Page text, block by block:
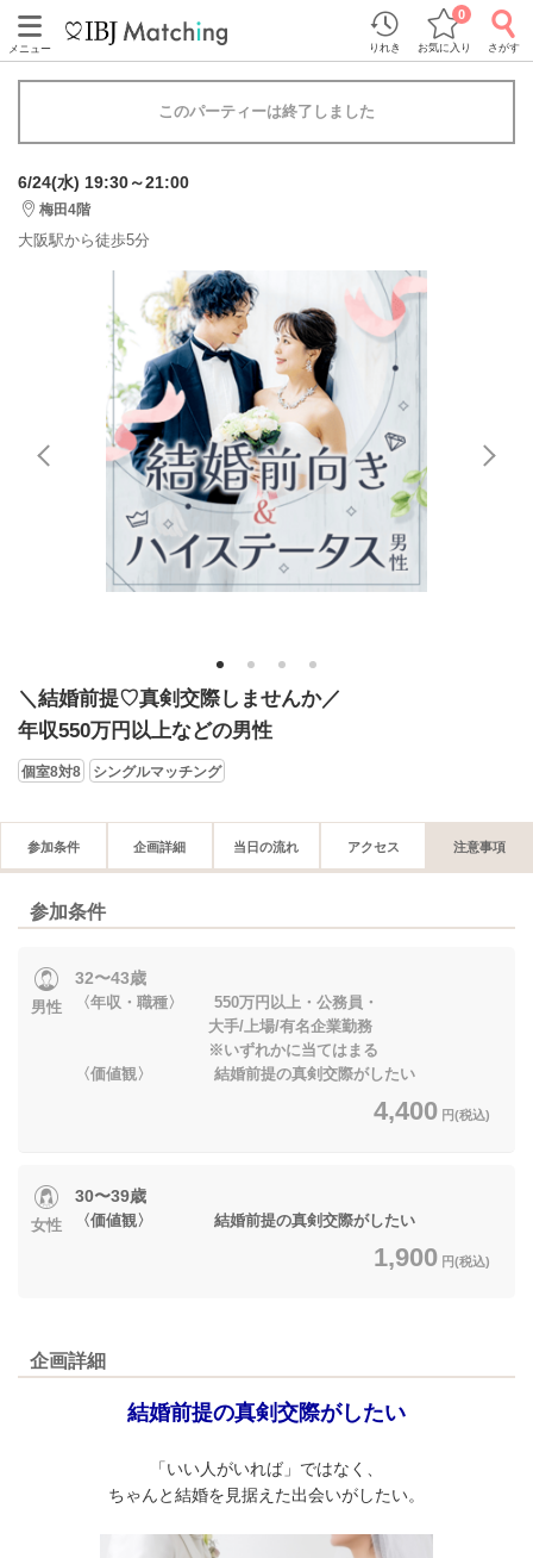
メニュー りれき お気に入り
0
さがす
このパーティーは終了しました
6/24(水) 19:30～21:00
梅田4階
大阪駅から徒歩5分
1 2 3 4
＼結婚前提♡真剣交際しませんか／
年収550万円以上などの男性
個室8対8 シングルマッチング
参加条件 企画詳細 当日の流れ アクセス 注意事項
参加条件
男性
32〜43歳
〈年収・職種〉 550万円以上・公務員・
大手/上場/有名企業勤務
※いずれかに当てはまる
〈価値観〉 結婚前提の真剣交際がしたい
4,400 円(税込)
女性
30〜39歳
〈価値観〉 結婚前提の真剣交際がしたい
1,900 円(税込)
企画詳細
結婚前提の真剣交際がしたい
「いい人がいれば」ではなく、
ちゃんと結婚を見据えた出会いがしたい。